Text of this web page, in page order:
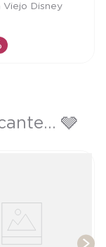
Viejo Disney
🩶